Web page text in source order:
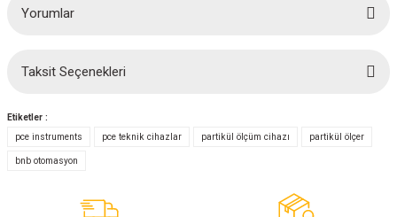
Yorumlar
Bu ürüne ilk yorumu siz yapın!
Yorum Yaz
Taksit Seçenekleri
Etiketler :
pce instruments
pce teknik cihazlar partikül ölçüm cihazı partikül ölçer
bnb otomasyon